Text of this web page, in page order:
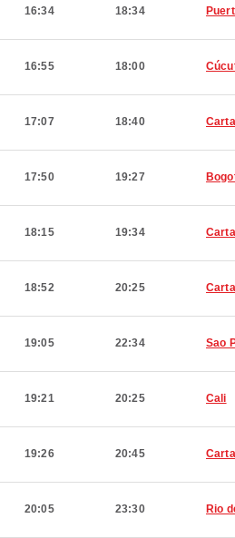
16:34 18:34
16:55 18:00
17:07 18:40
17:50 19:27
18:15 19:34
18:52 20:25
19:05 22:34 Sao
19:21 20:25 Cali
19:26 20:45
20:05 23:30 Rio